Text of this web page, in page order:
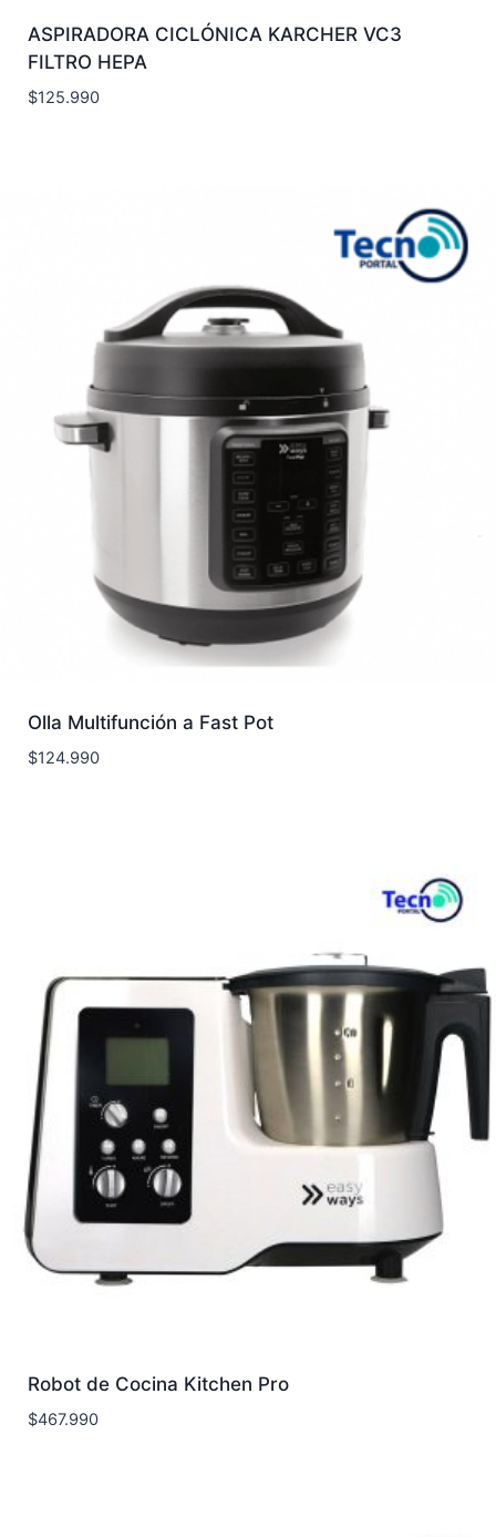
ASPIRADORA CICLÓNICA KARCHER VC3
FILTRO HEPA
$125.990
Olla Multifunción a Fast Pot
$124.990
Robot de Cocina Kitchen Pro
$467.990